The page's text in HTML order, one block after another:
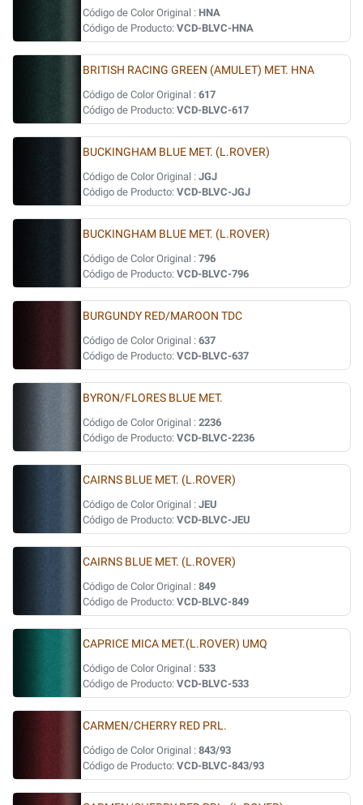
Código de Color Original : HNA
Código de Producto: VCD-BLVC-HNA
BRITISH RACING GREEN (AMULET) MET. HNA
Código de Color Original : 617
Código de Producto: VCD-BLVC-617
BUCKINGHAM BLUE MET. (L.ROVER)
Código de Color Original : JGJ
Código de Producto: VCD-BLVC-JGJ
BUCKINGHAM BLUE MET. (L.ROVER)
Código de Color Original : 796
Código de Producto: VCD-BLVC-796
BURGUNDY RED/MAROON TDC
Código de Color Original : 637
Código de Producto: VCD-BLVC-637
BYRON/FLORES BLUE MET.
Código de Color Original : 2236
Código de Producto: VCD-BLVC-2236
CAIRNS BLUE MET. (L.ROVER)
Código de Color Original : JEU
Código de Producto: VCD-BLVC-JEU
CAIRNS BLUE MET. (L.ROVER)
Código de Color Original : 849
Código de Producto: VCD-BLVC-849
CAPRICE MICA MET.(L.ROVER) UMQ
Código de Color Original : 533
Código de Producto: VCD-BLVC-533
CARMEN/CHERRY RED PRL.
Código de Color Original : 843/93
Código de Producto: VCD-BLVC-843/93